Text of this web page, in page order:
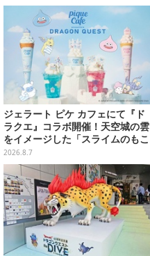
ジェラート ピケ カフェにて『ド
ラクエ』コラボ開催！天空城の雲
をイメージした「スライムのもこ
もこ天空クレープ」などを提供
2026.8.7